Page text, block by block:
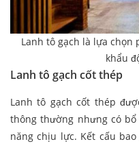
Lanh tô gạch là lựa
khẩu
Lanh tô gạch cốt thép
Lanh tô gạch cốt thép
thông thường nhưng có
năng chịu lực. Kết cấu